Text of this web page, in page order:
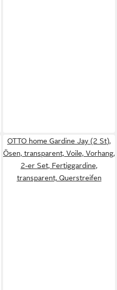
OTTO home Gardine Jay (2 St),
Ösen, transparent, Voile, Vorhang,
2-er Set, Fertiggardine,
transparent, Querstreifen